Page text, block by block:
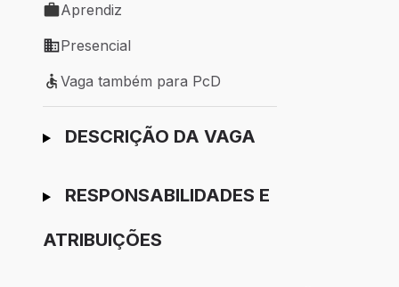
Tipo de vaga: Aprendiz
Aprendiz
Modelo de trabalho: Presencial
Presencial
Vaga também para PcD
Vaga também para PcD
Ir para candidatura
DESCRIÇÃO DA VAGA
RESPONSABILIDADES E
ATRIBUIÇÕES